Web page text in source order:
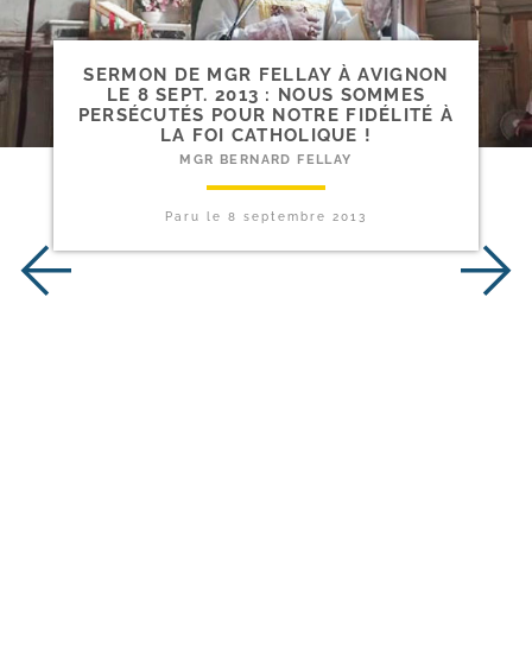
SERMON DE MGR FELLAY À AVIGNON
LE 8 SEPT. 2013 : NOUS SOMMES
PERSÉCUTÉS POUR NOTRE FIDÉLITÉ À
LA FOI CATHOLIQUE !
MGR BERNARD FELLAY
Paru le 8 septembre 2013